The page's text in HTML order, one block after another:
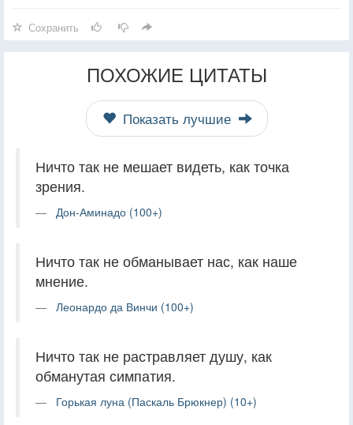
Сохранить
ПОХОЖИЕ ЦИТАТЫ
Показать лучшие
Ничто так не мешает видеть, как точка
зрения.
Дон-Аминадо (100+)
Ничто так не обманывает нас, как наше
мнение.
Леонардо да Винчи (100+)
Ничто так не растравляет душу, как
обманутая симпатия.
Горькая луна (Паскаль Брюкнер) (10+)